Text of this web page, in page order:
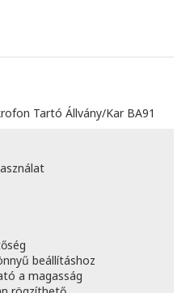
Tartó Állvány/Kar BA91
beállításhoz
a magasság